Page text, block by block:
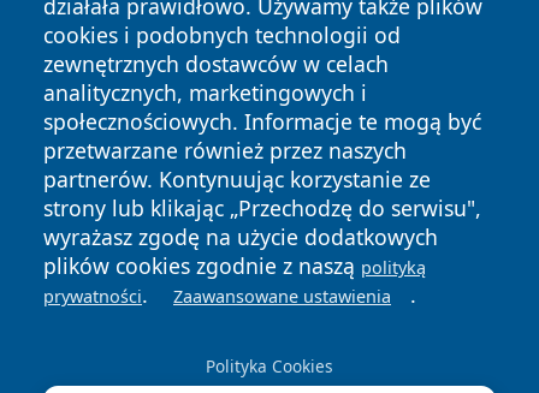
działała prawidłowo. Używamy także plików
cookies i podobnych technologii od
zewnętrznych dostawców w celach
analitycznych, marketingowych i
społecznościowych. Informacje te mogą być
przetwarzane również przez naszych
partnerów. Kontynuując korzystanie ze
strony lub klikając „Przechodzę do serwisu",
wyrażasz zgodę na użycie dodatkowych
plików cookies zgodnie z naszą polityką
prywatności. Zaawansowane ustawienia .
Polityka Cookies
Copyright © 2026 24piaseczno.pl Wszystkie prawa
zastrzeżone.
News Autorzy
Polityka
Prywatności
Polityka
Cookies